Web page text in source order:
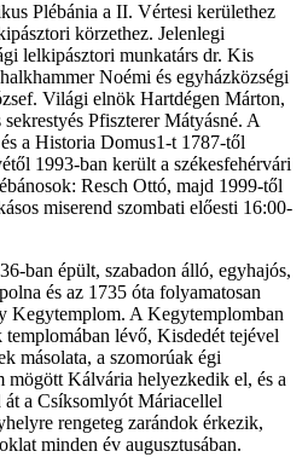
Plébánia a II. Vértesi kerülethez
körzethez. Jelenlegi
lelkipásztori munkatárs dr. Kis
Noémi és egyházközségi
Világi elnök Hartdégen Márton,
Pfiszterer Mátyásné. A
a Historia Domus1-t 1787-től
1993-ban került a székesfehérvári
Resch Ottó, majd 1999-től
miserend szombati előesti 16:00-
ban épült, szabadon álló, egyhajós,
és az 1735 óta folyamatosan
Kegytemplom. A Kegytemplomban
templomában lévő, Kisdedét tejével
másolata, a szomorúak égi
Kálvária helyezkedik el, és a
a Csíksomlyót Máriacellel
rengeteg zarándok érkezik,
minden év augusztusában.